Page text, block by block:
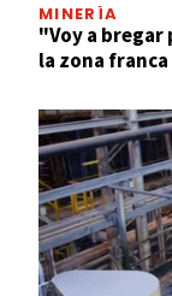
MINERÍA
"Voy a bregar
la zona